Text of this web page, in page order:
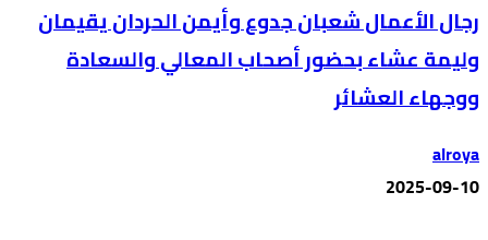
رجال الأعمال شعبان جدوع وأيمن الحردان يقيمان
وليمة عشاء بحضور أصحاب المعالي والسعادة
ووجهاء العشائر
alroya
2025-09-10